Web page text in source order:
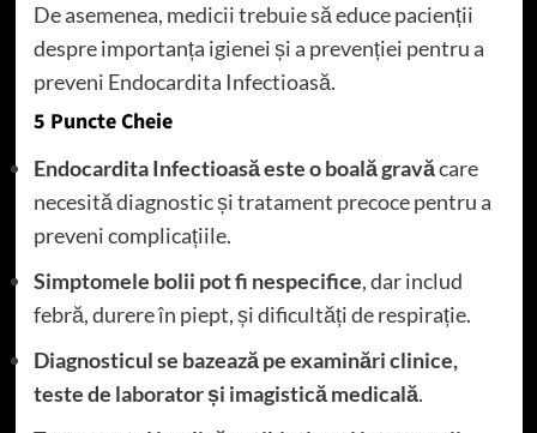
De asemenea, medicii trebuie să educe pacienții
despre importanța igienei și a prevenției pentru a
preveni Endocardita Infectioasă.
5 Puncte Cheie
Endocardita Infectioasă este o boală gravăcare
necesită diagnostic și tratament precoce pentru a
preveni complicațiile.
Simptomele bolii pot fi nespecifice, dar includ
febră, durere în piept, și dificultăți de respirație.
Diagnosticul se bazează pe examinări clinice,
teste de laborator și imagistică medicală.